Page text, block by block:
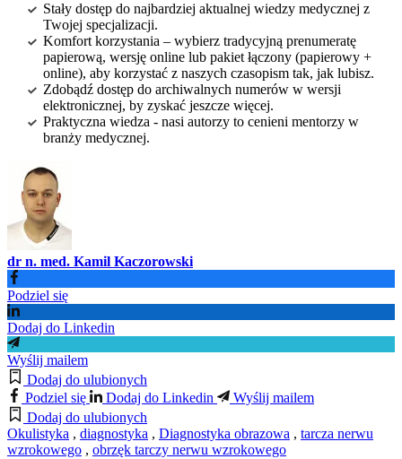
Stały dostęp do najbardziej aktualnej wiedzy medycznej z
Twojej specjalizacji.
Komfort korzystania – wybierz tradycyjną prenumeratę
papierową, wersję online lub pakiet łączony (papierowy +
online), aby korzystać z naszych czasopism tak, jak lubisz.
Zdobądź dostęp do archiwalnych numerów w wersji
elektronicznej, by zyskać jeszcze więcej.
Praktyczna wiedza - nasi autorzy to cenieni mentorzy w
branży medycznej.
dr n. med. Kamil Kaczorowski
Podziel się
Dodaj do Linkedin
Wyślij mailem
Dodaj do ulubionych
Podziel się
Dodaj do Linkedin
Wyślij mailem
Dodaj do ulubionych
Okulistyka , diagnostyka , Diagnostyka obrazowa , tarcza nerwu
wzrokowego , obrzęk tarczy nerwu wzrokowego